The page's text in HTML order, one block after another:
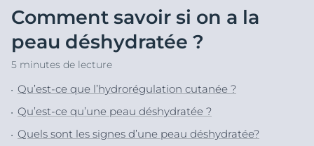
Comment savoir si on a la
peau déshydratée ?
5 minutes de lecture
Qu’est-ce que l’hydrorégulation cutanée ?
Qu’est-ce qu’une peau déshydratée ?
Quels sont les signes d’une peau déshydratée?